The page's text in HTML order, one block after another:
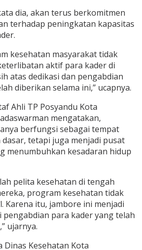
dia, akan terus berkomitmen
terhadap peningkatan kapasitas
kesehatan masyarakat tidak
aktif para kader di
atas dedikasi dan pengabdian
diberikan selama ini,” ucapnya.
Ahli TP Posyandu Kota
mengatakan,
berfungsi sebagai tempat
tetapi juga menjadi pusat
menumbuhkan kesadaran hidup
pelita kesehatan di tengah
program kesehatan tidak
Karena itu, jambore ini menjadi
para kader yang telah
ujarnya.
Dinas Kesehatan Kota